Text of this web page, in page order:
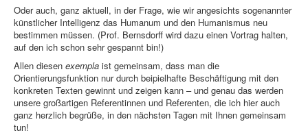
Oder auch, ganz aktuell, in der Frage, wie wir angesichts sogenannter
künstlicher Intelligenz das Humanum und den Humanismus neu
bestimmen müssen. (Prof. Bernsdorff wird dazu einen Vortrag halten,
auf den ich schon sehr gespannt bin!)
Allen diesen exempla ist gemeinsam, dass man die
Orientierungsfunktion nur durch beipielhafte Beschäftigung mit den
konkreten Texten gewinnt und zeigen kann – und genau das werden
unsere großartigen Referentinnen und Referenten, die ich hier auch
ganz herzlich begrüße, in den nächsten Tagen mit Ihnen gemeinsam
tun!